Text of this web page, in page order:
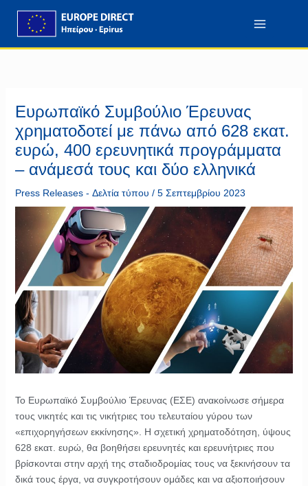
περιεχόμενο
περιεχόμενο
Ευρωπαϊκό Συμβούλιο Έρευνας
χρηματοδοτεί με πάνω από 628 εκατ.
ευρώ, 400 ερευνητικά προγράμματα
– ανάμεσά τους και δύο ελληνικά
Press Releases - Δελτία τύπου / 5 Σεπτεμβρίου 2023
Το Ευρωπαϊκό Συμβούλιο Έρευνας (ΕΣΕ) ανακοίνωσε σήμερα
τους νικητές και τις νικήτριες του τελευταίου γύρου των
«επιχορηγήσεων εκκίνησης». Η σχετική χρηματοδότηση, ύψους
628 εκατ. ευρώ, θα βοηθήσει ερευνητές και ερευνήτριες που
βρίσκονται στην αρχή της σταδιοδρομίας τους να ξεκινήσουν τα
δικά τους έργα, να συγκροτήσουν ομάδες και να αξιοποιήσουν